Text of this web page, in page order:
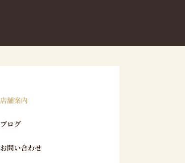
店舗案内
ブログ
お問い合わせ